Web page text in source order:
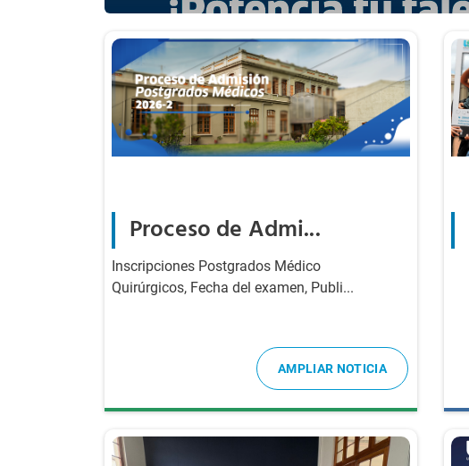
Proceso de Admi...
Inscripciones Postgrados Médico
Quirúrgicos, Fecha del examen, Publi...
AMPLIAR NOTICIA